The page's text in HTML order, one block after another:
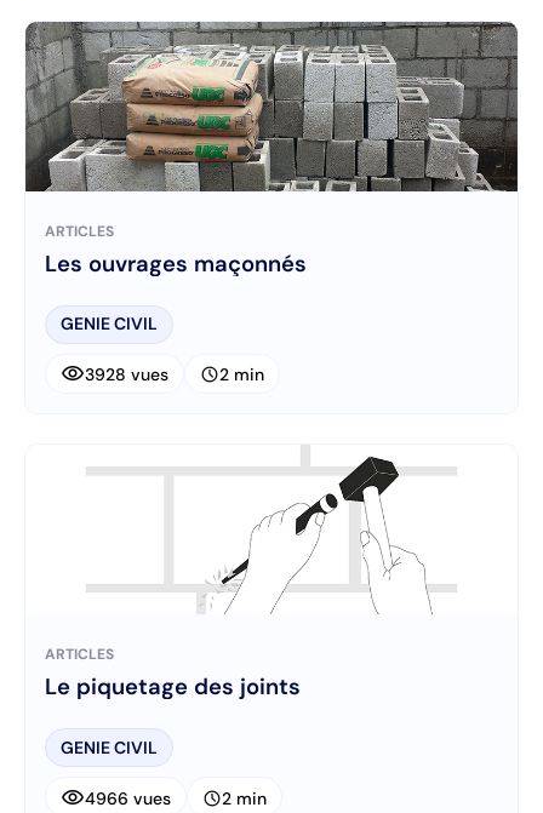
ARTICLES
Les ouvrages maçonnés
GENIE CIVIL
visibility3928 vues schedule2 min
ARTICLES
Le piquetage des joints
GENIE CIVIL
visibility4966 vues schedule2 min